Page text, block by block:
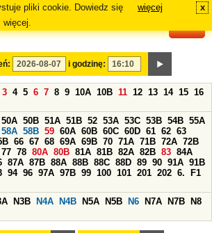
pliki cookie. Dowiedz się
więcej.
więcej x
i godzinę:
3 4 5 6 7 8 9 10A 10B 11 12 13 14 15 16
50A 50B 51A 51B 52 53A 53C 53B 54B 55A
58A 58B 59 60A 60B 60C 60D 61 62 63
66 67 68 69A 69B 70 71A 71B 72A 72B
77 78 80A 80B 81A 81B 82A 82B 83 84A
87A 87B 88A 88B 88C 88D 89 90 91A 91B
94 96 97A 97B 99 100 101 201 202 6.
F1
N3B N4A N4B N5A N5B N6 N7A N7B
N8